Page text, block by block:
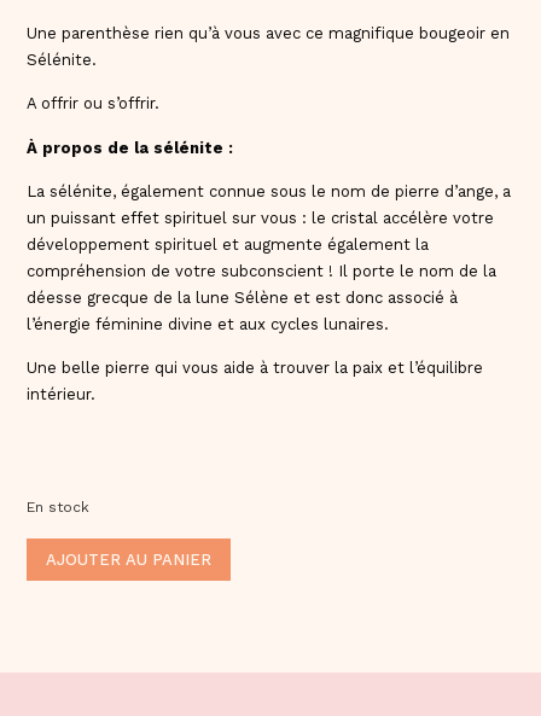
Une parenthèse rien qu’à vous avec ce magnifique bougeoir en
Sélénite.
A offrir ou s’offrir.
À propos de la sélénite :
La sélénite, également connue sous le nom de pierre d’ange, a
un puissant effet spirituel sur vous : le cristal accélère votre
développement spirituel et augmente également la
compréhension de votre subconscient ! Il porte le nom de la
déesse grecque de la lune Sélène et est donc associé à
l’énergie féminine divine et aux cycles lunaires.
Une belle pierre qui vous aide à trouver la paix et l’équilibre
intérieur.
En stock
AJOUTER AU PANIER